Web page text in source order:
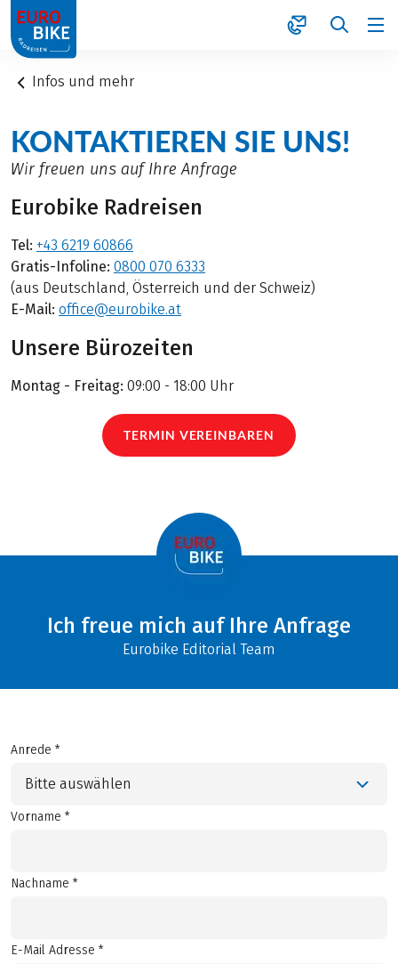
1
Infos und mehr
KONTAKTIEREN SIE UNS!
Wir freuen uns auf Ihre Anfrage
Eurobike Radreisen
Tel: +43 6219 60866
Gratis-Infoline: 0800 070 6333
(aus Deutschland, Österreich und der Schweiz)
E-Mail: office@eurobike.at
Unsere Bürozeiten
Montag - Freitag: 09:00 - 18:00 Uhr
TERMIN VEREINBAREN
Ich freue mich auf Ihre Anfrage
Eurobike Editorial Team
Anrede *
Bitte auswählen
Vorname *
Nachname *
E-Mail Adresse *